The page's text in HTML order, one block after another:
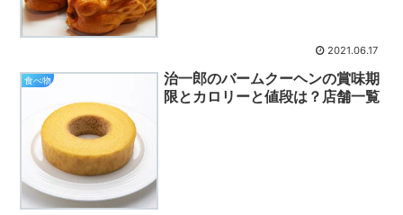
2021.06.17
食べ物
治一郎のバームクーヘンの賞味期
限とカロリーと値段は？店舗一覧